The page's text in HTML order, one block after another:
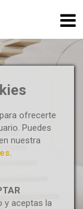
ofrecerte
Puedes
nuestra
y aceptas la